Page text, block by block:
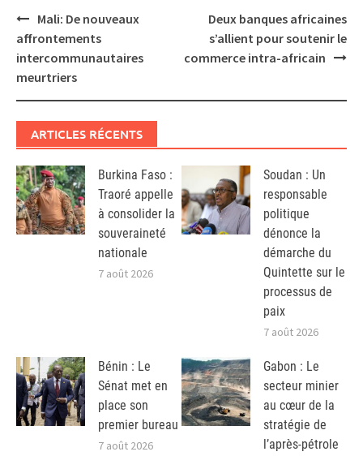
Post
navigation
Mali: De nouveaux
affrontements
intercommunautaires
meurtriers
Deux banques africaines
s’allient pour soutenir le
commerce intra-africain
ARTICLES RÉCENTS
Burkina Faso :
Traoré appelle
à consolider la
souveraineté
nationale
7 août 2026
Soudan : Un
responsable
politique
dénonce la
démarche du
Quintette sur le
processus de
paix
7 août 2026
Bénin : Le
Sénat met en
place son
premier bureau
7 août 2026
Gabon : Le
secteur minier
au cœur de la
stratégie de
l’après-pétrole